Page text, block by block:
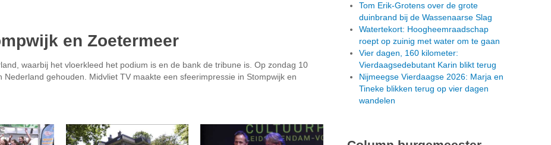
en Zoetermeer
waarbij het vloerkleed het podium is en de bank de tribune is. Op zondag 10
gehouden. Midvliet TV maakte een sfeerimpressie in Stompwijk en
Tom Erik-Grotens over de grote
duinbrand bij de Wassenaarse Slag
Watertekort: Hoogheemraadschap
roept op zuinig met water om te gaan
Vier dagen, 160 kilometer:
Vierdaagsedebutant Karin blikt terug
Nijmeegse Vierdaagse 2026: Marja en
Tineke blikken terug op vier dagen
wandelen